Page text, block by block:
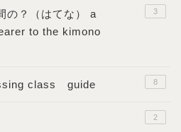
の？（はてな） a
to the kimono
3
class guide 8
2